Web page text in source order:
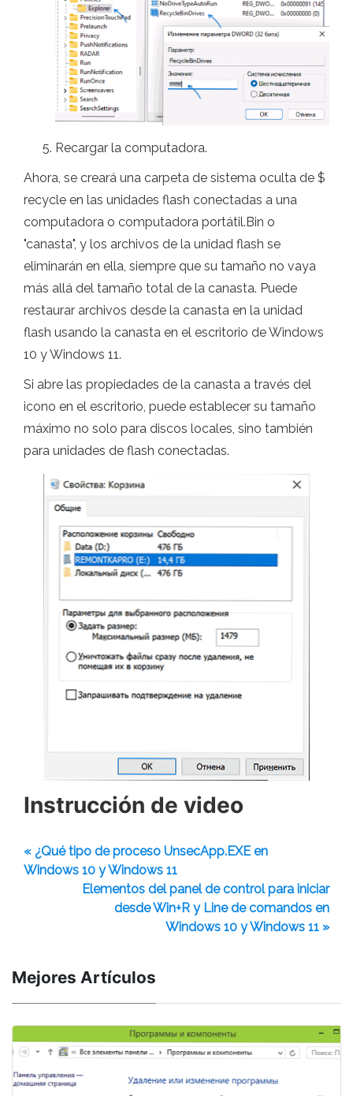
Recargar la computadora.
Ahora, se creará una carpeta de sistema oculta de $
recycle en las unidades flash conectadas a una
computadora o computadora portátil.Bin o
"canasta", y los archivos de la unidad flash se
eliminarán en ella, siempre que su tamaño no vaya
más allá del tamaño total de la canasta. Puede
restaurar archivos desde la canasta en la unidad
flash usando la canasta en el escritorio de Windows
10 y Windows 11.
Si abre las propiedades de la canasta a través del
icono en el escritorio, puede establecer su tamaño
máximo no solo para discos locales, sino también
para unidades de flash conectadas.
Instrucción de video
« ¿Qué tipo de proceso UnsecApp.EXE en
Windows 10 y Windows 11
Elementos del panel de control para iniciar
desde Win+R y Line de comandos en
Windows 10 y Windows 11 »
Mejores Artículos